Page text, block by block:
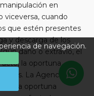
de navegación.
en
viceversa, cuando
que estén presentes
y descarga de los
daño o extravío, el
la oportuna
La Agencia
la oportuna